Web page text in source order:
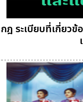
กฎ ระเบียบที่เกี่ยว